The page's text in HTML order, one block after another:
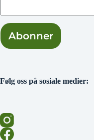
Følg oss på sosiale medier: